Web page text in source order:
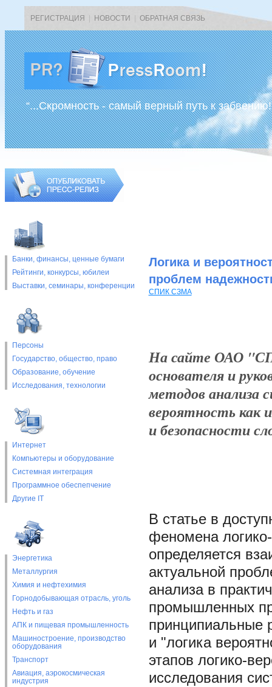
РЕГИСТРАЦИЯ НОВОСТИ ОБРАТНАЯ СВЯЗЬ
“...Скромность - самый верный путь к
Банки, финансы, ценные бумаги
Рейтинги, конкурсы, юбилеи
Выставки, cеминары, конференции
Персоны
Государство, общество, право
Образование, обучение
Исследования, технологии
Интернет
Компьютеры и оборудование
Системная интеграция
Программное обеспепчение
Другие IT
Энергетика
Металлургия
Химия и нефтехимия
Горнодобывающая отрасль, уголь
Нефть и газ
АПК и пищевая промышленность
Машиностроение, производство
оборудования
Транспорт
Авиация, аэрокосмическая
индустрия
Логика и
проблем
СПИК СЗМА
На сайте ОАО
основателя и
методов анализа
вероятность как
и безопасности
В статье в
феномена
определяется
актуальной
анализа в
промышленных
принципиальные
и "логика
этапов логико-
исследования